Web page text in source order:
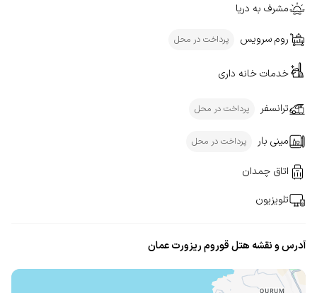
مشرف به دریا
روم سرویس پرداخت در محل
خدمات خانه داری
ترانسفر پرداخت در محل
مینی بار پرداخت در محل
اتاق چمدان
تلویزیون
آدرس و نقشه هتل قوروم ریزورت عمان